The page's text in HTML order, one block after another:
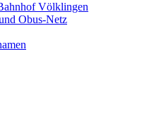
Völklingen
Obus-Netz